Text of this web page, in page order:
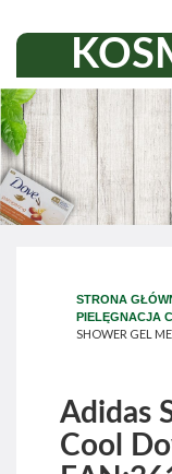
STRONA
PIELĘGNACJA
SHOWER GEL
Adidas
Cool